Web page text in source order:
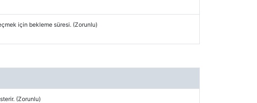
için bekleme süresi. (Zorunlu)
(Zorunlu)